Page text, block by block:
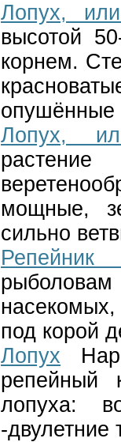
Лопух,
высотой
корнем.
опушённые
Лопух,
мощные,
сильно
рыболовам
под корой
Лопух
репейный
лопуха:
-двулетние